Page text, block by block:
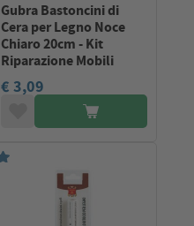
Gubra Bastoncini di
Cera per Legno Noce
Chiaro 20cm - Kit
Riparazione Mobili
€ 3,09